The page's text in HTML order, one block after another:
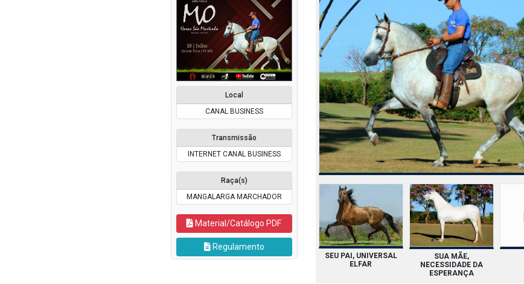
Local
CANAL BUSINESS
Transmissão
INTERNET CANAL BUSINESS
Raça(s)
MANGALARGA MARCHADOR
Material/Catálogo PDF
Regulamento
SEU PAI, UNIVERSAL
ELFAR
SUA MÃE,
NECESSIDADE DA
ESPERANÇA